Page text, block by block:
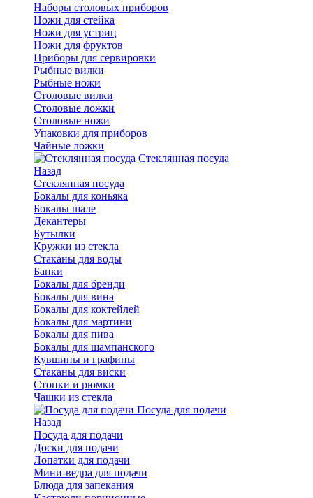
Наборы столовых приборов
Ножи для стейка
Ножи для устриц
Ножи для фруктов
Приборы для сервировки
Рыбные вилки
Рыбные ножи
Столовые вилки
Столовые ложки
Столовые ножи
Упаковки для приборов
Чайные ложки
Стеклянная посуда
Назад
Стеклянная посуда
Бокалы для коньяка
Бокалы шале
Декантеры
Бутылки
Кружки из стекла
Стаканы для воды
Банки
Бокалы для бренди
Бокалы для вина
Бокалы для коктейлей
Бокалы для мартини
Бокалы для пива
Бокалы для шампанского
Кувшины и графины
Стаканы для виски
Стопки и рюмки
Чашки из стекла
Посуда для подачи
Назад
Посуда для подачи
Доски для подачи
Лопатки для подачи
Мини-ведра для подачи
Блюда для запекания